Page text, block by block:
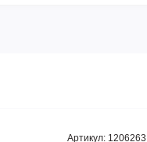
Артикул: 1206263